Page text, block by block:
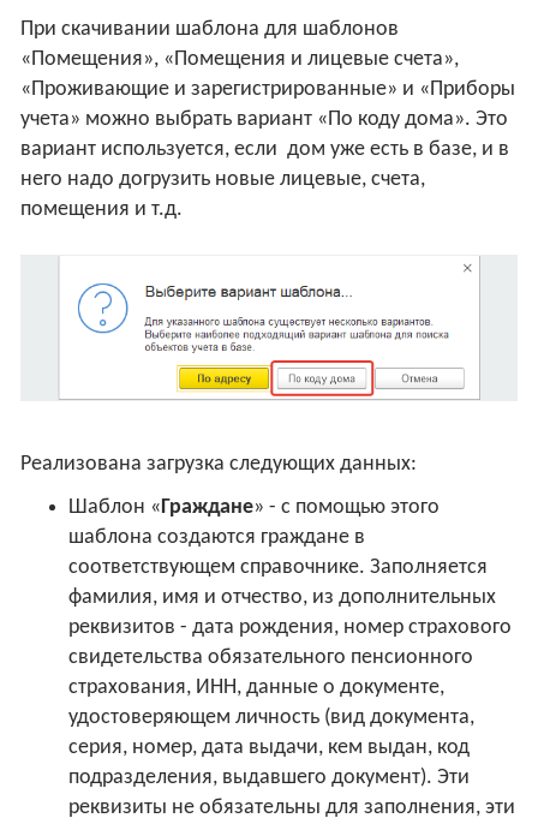
При скачивании шаблона для шаблонов
«Помещения», «Помещения и лицевые счета»,
«Проживающие и зарегистрированные» и «Приборы
учета» можно выбрать вариант «По коду дома». Это
вариант используется, если дом уже есть в базе, и в
него надо догрузить новые лицевые, счета,
помещения и т.д.
Реализована загрузка следующих данных:
Шаблон « Граждане» - с помощью этого
шаблона создаются граждане в
соответствующем справочнике. Заполняется
фамилия, имя и отчество, из дополнительных
реквизитов - дата рождения, номер страхового
свидетельства обязательного пенсионного
страхования, ИНН, данные о документе,
удостоверяющем личность (вид документа,
серия, номер, дата выдачи, кем выдан, код
подразделения, выдавшего документ). Эти
реквизиты не обязательны для заполнения, эти